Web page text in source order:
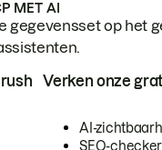
MET AI
gegevensset op het
Verken onze
AI-
SEO-checker